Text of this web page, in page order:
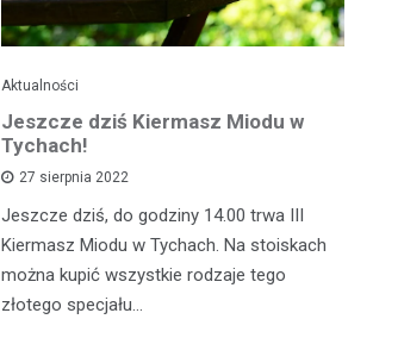
Aktualności
Jeszcze dziś Kiermasz Miodu w
Tychach!
27 sierpnia 2022
Jeszcze dziś, do godziny 14.00 trwa III
Kiermasz Miodu w Tychach. Na stoiskach
można kupić wszystkie rodzaje tego
złotego specjału…